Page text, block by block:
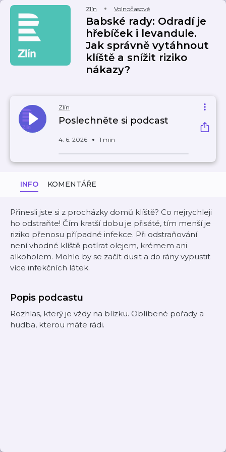
Zlín Volnočasové
Babské rady: Odradí je
hřebíček i levandule.
Jak správně vytáhnout
klíště a snížit riziko
nákazy?
Zlín
Poslechněte si podcast
4. 6. 2026 1 min
INFO KOMENTÁŘE
Přinesli jste si z procházky domů klíště? Co nejrychleji
ho odstraňte! Čím kratší dobu je přisáté, tím menší je
riziko přenosu případné infekce. Při odstraňování
není vhodné klíště potírat olejem, krémem ani
alkoholem. Mohlo by se začít dusit a do rány vypustit
více infekčních látek.
Popis podcastu
Rozhlas, který je vždy na blízku. Oblíbené pořady a
hudba, kterou máte rádi.